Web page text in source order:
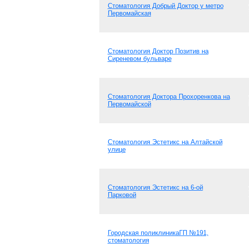
Стоматология Добрый Доктор у метро
Первомайская
Стоматология Доктор Позитив на
Сиреневом бульваре
Стоматология Доктора Прохоренкова на
Первомайской
Стоматология Эстетикс на Алтайской
улице
Стоматология Эстетикс на 6-ой
Парковой
Городская поликлиникаГП №191,
стоматология